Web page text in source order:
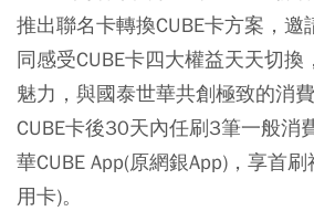
推出聯名卡轉換CUBE卡方案，邀
同感受CUBE卡四大權益天天切換
魅力，與國泰世華共創極致的消
CUBE卡後30天內任刷3筆一般消
華CUBE App(原網銀App)，享首
用卡)。